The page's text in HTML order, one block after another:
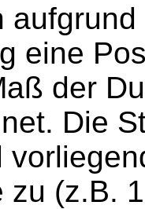
eine
der
Die
zu (z.B.